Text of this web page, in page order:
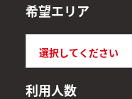
希望エリア
利用人数